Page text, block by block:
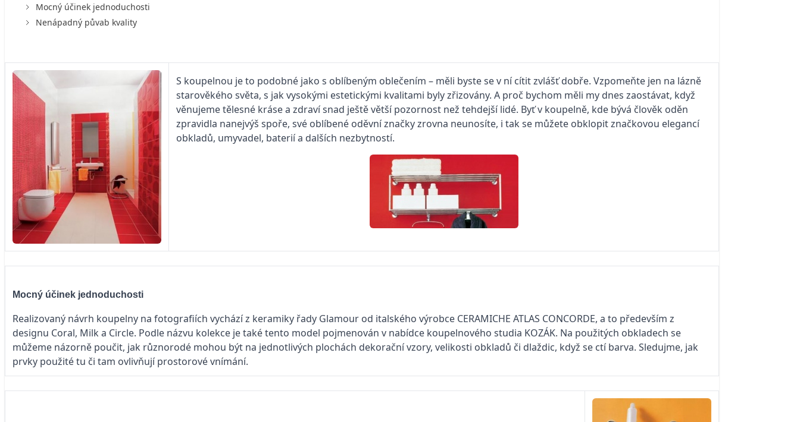
Mocný účinek jednoduchosti
Nenápadný půvab kvality
S koupelnou je to podobné jako s oblíbeným oblečením – měli byste se v ní cítit zvlášť dobře. Vzpomeňte jen na lázně
starověkého světa, s jak vysokými estetickými kvalitami byly zřizovány. A proč bychom měli my dnes zaostávat, když
věnujeme tělesné kráse a zdraví snad ještě větší pozornost než tehdejší lidé. Byť v koupelně, kde bývá člověk oděn
zpravidla nanejvýš spoře, své oblíbené oděvní značky zrovna neunosíte, i tak se můžete obklopit značkovou elegancí
obkladů, umyvadel, baterií a dalších nezbytností.
Mocný účinek jednoduchosti
Realizovaný návrh koupelny na fotografiích vychází z keramiky řady Glamour od italského výrobce CERAMICHE ATLAS CONCORDE, a to především z
designu Coral, Milk a Circle. Podle názvu kolekce je také tento model pojmenován v nabídce koupelnového studia KOZÁK. Na použitých obkladech se
můžeme názorně poučit, jak různorodé mohou být na jednotlivých plochách dekorační vzory, velikosti obkladů či dlaždic, když se ctí barva. Sledujme, jak
prvky použité tu či tam ovlivňují prostorové vnímání.